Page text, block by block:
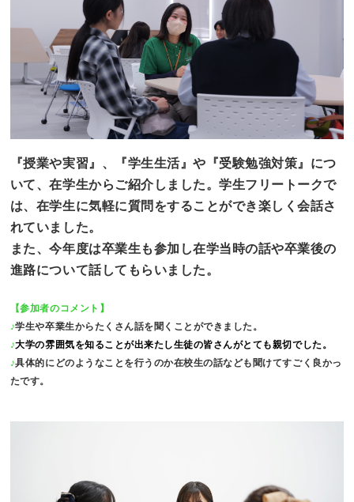
『授業や実習』、『学生生活』や『受験勉強対策』につ
いて、在学生からご紹介しました。学生フリートークで
は、在学生に気軽に質問をすることができ楽しく会話さ
れていました。
また、今年度は卒業生も参加し在学当時の話や卒業後の
進路について話してもらいました。
【参加者のコメント】
♪学生や卒業生からたくさん話を聞くことができました。
♪大学の雰囲気を知ることが出来たし生徒の皆さんがとても親切でした。
♪具体的にどのようなことを行うのか在校生の話なども聞けてすごく良かっ
たです。